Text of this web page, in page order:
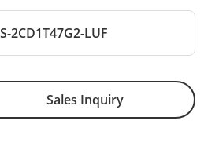
2CD1T47G2-LUF
Sales Inquiry